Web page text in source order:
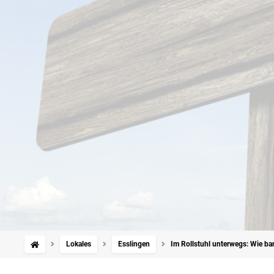
Lokales Esslingen Im Rollstuhl unterwegs: Wie